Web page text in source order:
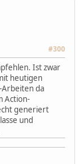
#300
Ist zwar
heutigen
Arbeiten da
Action-
generiert
und